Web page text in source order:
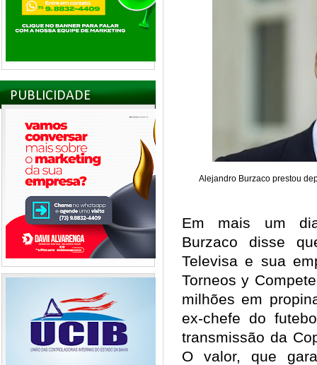
PUBLICIDADE
Alejandro Burzaco prestou
Em mais um
Burzaco disse
Televisa e sua
Torneos y
milhões em
ex-chefe do
transmissão da
O valor, que